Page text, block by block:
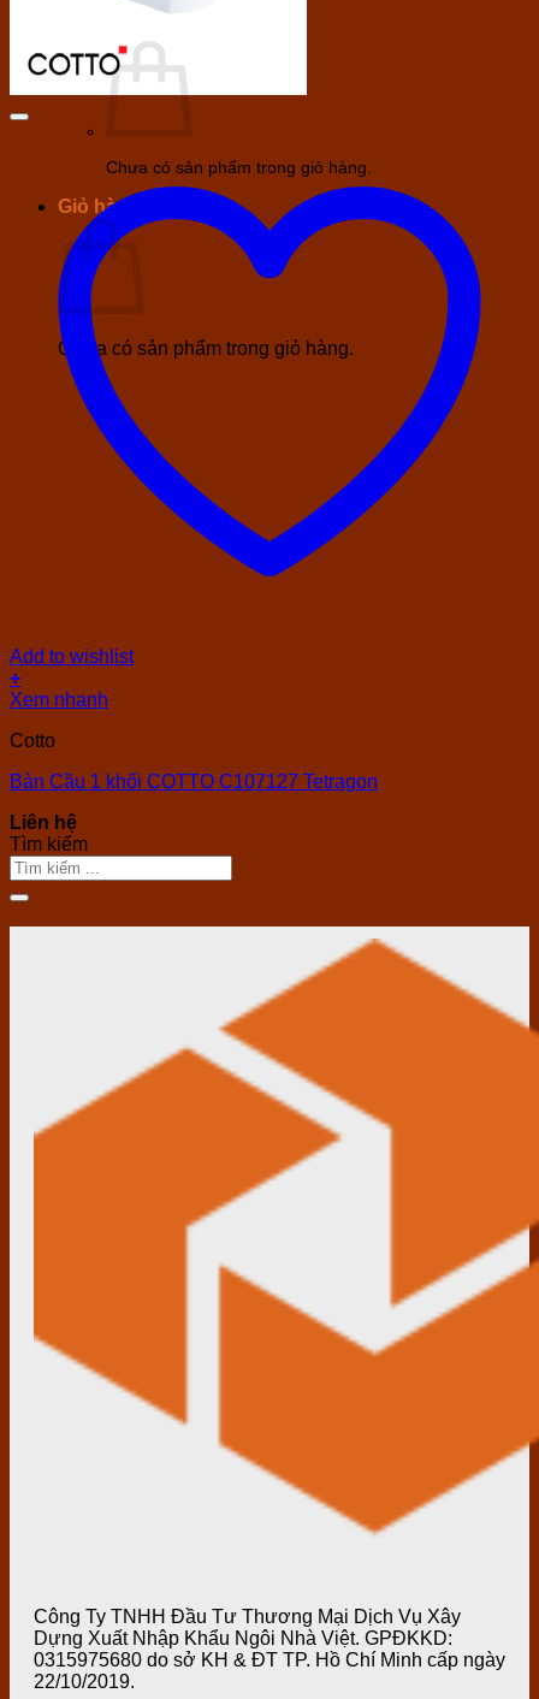
Chưa có sản phẩm trong giỏ hàng.
Giỏ hàng
Chưa có sản phẩm trong giỏ hàng.
Add to wishlist
+
Xem nhanh
Cotto
Bàn Cầu 1 khối COTTO C107127 Tetragon
Liên hệ
Tìm kiếm
Tìm
kiếm:
Công Ty TNHH Đầu Tư Thương Mại Dịch Vụ Xây
Dựng Xuất Nhập Khẩu Ngôi Nhà Việt. GPĐKKD:
0315975680 do sở KH & ĐT TP. Hồ Chí Minh cấp ngày
22/10/2019.